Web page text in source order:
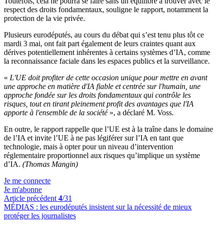
respect des droits fondamentaux, souligne le rapport, notamment la
protection de la vie privée.
Plusieurs eurodéputés, au cours du débat qui s’est tenu plus tôt ce
mardi 3 mai, ont fait part également de leurs craintes quant aux
dérives potentiellement inhérentes à certains systèmes d’IA, comme
la reconnaissance faciale dans les espaces publics et la surveillance.
« L'UE doit profiter de cette occasion unique pour mettre en avant
une approche en matière d'IA fiable et centrée sur l'humain, une
approche fondée sur les droits fondamentaux qui contrôle les
risques, tout en tirant pleinement profit des avantages que l'IA
apporte à l'ensemble de la société », a déclaré M. Voss.
En outre, le rapport rappelle que l’UE est à la traîne dans le domaine
de l’IA et invite l’UE à ne pas légiférer sur l’IA en tant que
technologie, mais à opter pour un niveau d’intervention
réglementaire proportionnel aux risques qu’implique un système
d’IA. (Thomas Mangin)
Je me connecte
Je m'abonne
Article précédent 4/31
MÉDIAS : les eurodéputés insistent sur la nécessité de mieux
protéger les journalistes